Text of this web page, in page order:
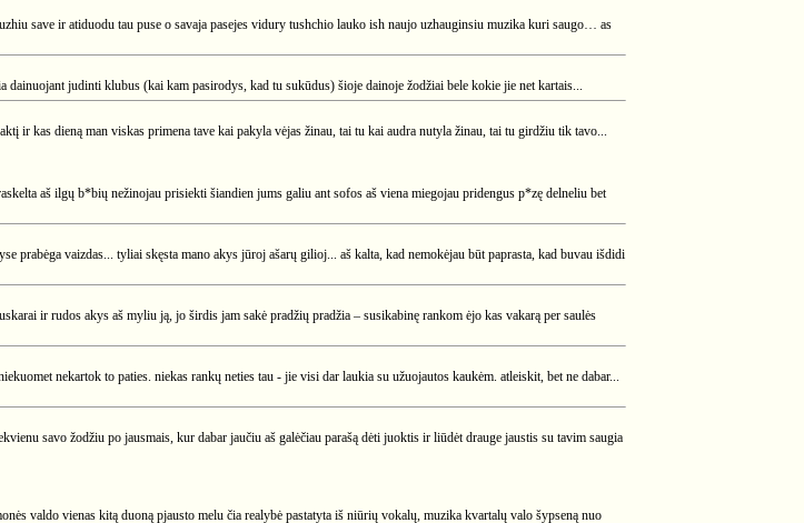
save ir atiduodu tau puse o savaja pasejes vidury tushchio lauko ish naujo uzhauginsiu muzika kuri saugo… as
judinti klubus (kai kam pasirodys, kad tu sukūdus) šioje dainoje žodžiai bele kokie jie net kartais...
ir kas dieną man viskas primena tave kai pakyla vėjas žinau, tai tu kai audra nutyla žinau, tai tu girdžiu tik tavo...
aš ilgų b*bių nežinojau prisiekti šiandien jums galiu ant sofos aš viena miegojau pridengus p*zę delneliu bet
prabėga vaizdas... tyliai skęsta mano akys jūroj ašarų gilioj... aš kalta, kad nemokėjau būt paprasta, kad buvau išdidi
ir rudos akys aš myliu ją, jo širdis jam sakė pradžių pradžia – susikabinę rankom ėjo kas vakarą per saulės
nekartok to paties. niekas rankų neties tau - jie visi dar laukia su užuojautos kaukėm. atleiskit, bet ne dabar...
savo žodžiu po jausmais, kur dabar jaučiu aš galėčiau parašą dėti juoktis ir liūdėt drauge jaustis su tavim saugia
valdo vienas kitą duoną pjausto melu čia realybė pastatyta iš niūrių vokalų, muzika kvartalų valo šypseną nuo